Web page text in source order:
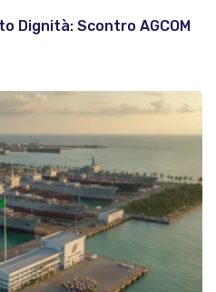
Dignità: Scontro AGCOM